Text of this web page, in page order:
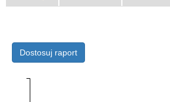
Dostosuj raport